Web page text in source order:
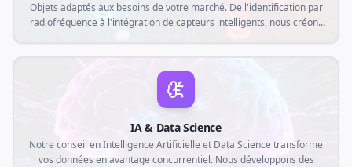
Objets adaptés aux besoins de votre marché. De l'identification par
radiofréquence à l'intégration de capteurs intelligents, nous créons
IA & Data Science
Notre conseil en Intelligence Artificielle et Data Science transforme
vos données en avantage concurrentiel. Nous développons des